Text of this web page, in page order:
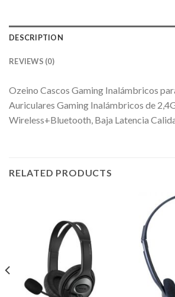
DESCRIPTION
REVIEWS (0)
Ozeino Cascos Gaming Inalámbricos
Auriculares Gaming Inalámbricos de
Wireless+Bluetooth, Baja Latencia
RELATED PRODUCTS